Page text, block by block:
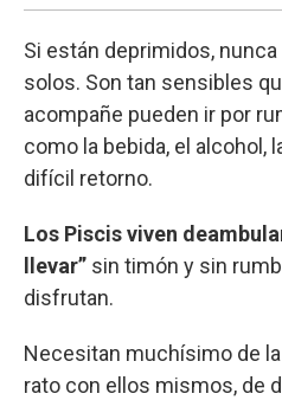
Si están deprimidos,
solos. Son tan sensibles
acompañe pueden ir por
como la bebida, el alcohol,
difícil retorno.
Los Piscis viven
llevar” sin timón y sin
disfrutan.
Necesitan muchísimo de
rato con ellos mismos, de